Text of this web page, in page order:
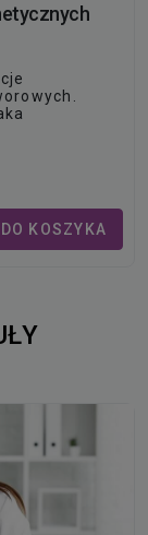
DO KOSZYKA